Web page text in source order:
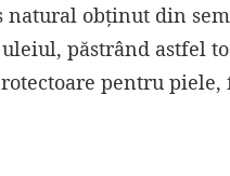
natural obținut din
păstrând astfel
pentru